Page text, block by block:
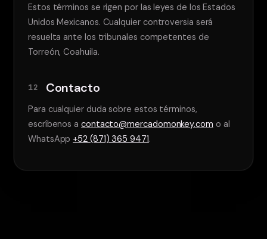
Estos términos se rigen por las leyes de los Estados
Unidos Mexicanos. Cualquier controversia será
resuelta ante los tribunales competentes de
Torreón, Coahuila.
12 Contacto
Para cualquier duda sobre estos términos,
escríbenos a contacto@mercadomonkey.com o al
WhatsApp +52 (871) 365 9471.